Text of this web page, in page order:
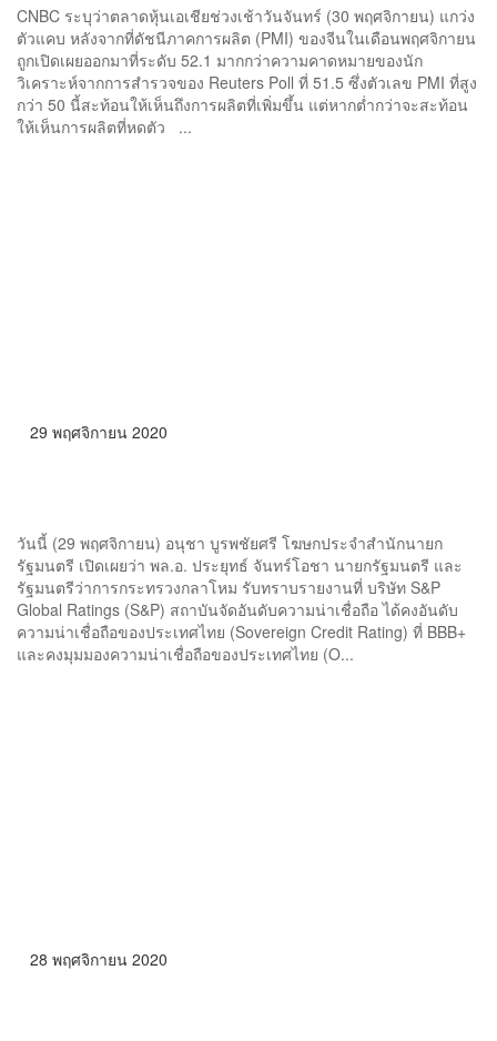
CNBC ระบุว่าตลาดหุ้นเอเชียช่วงเช้าวันจันทร์ (30 พฤศจิกายน) แกว่ง
ตัวแคบ หลังจากที่ดัชนีภาคการผลิต (PMI) ของจีนในเดือนพฤศจิกายน
ถูกเปิดเผยออกมาที่ระดับ 52.1 มากกว่าความคาดหมายของนัก
วิเคราะห์จากการสำรวจของ Reuters Poll ที่ 51.5 ซึ่งตัวเลข PMI ที่สูง
กว่า 50 นี้สะท้อนให้เห็นถึงการผลิตที่เพิ่มขึ้น แต่หากต่ำกว่าจะสะท้อน
ให้เห็นการผลิตที่หดตัว ...
29 พฤศจิกายน 2020
วันนี้ (29 พฤศจิกายน) อนุชา บูรพชัยศรี โฆษกประจำสำนักนายก
รัฐมนตรี เปิดเผยว่า พล.อ. ประยุทธ์ จันทร์โอชา นายกรัฐมนตรี และ
รัฐมนตรีว่าการกระทรวงกลาโหม รับทราบรายงานที่ บริษัท S&P
Global Ratings (S&P) สถาบันจัดอันดับความน่าเชื่อถือ ได้คงอันดับ
ความน่าเชื่อถือของประเทศไทย (Sovereign Credit Rating) ที่ BBB+
และคงมุมมองความน่าเชื่อถือของประเทศไทย (O...
28 พฤศจิกายน 2020